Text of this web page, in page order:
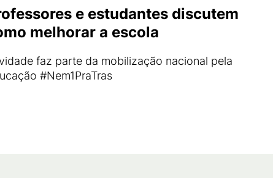
e estudantes discutem
melhorar a escola
faz parte da mobilização nacional pela
#Nem1PraTras